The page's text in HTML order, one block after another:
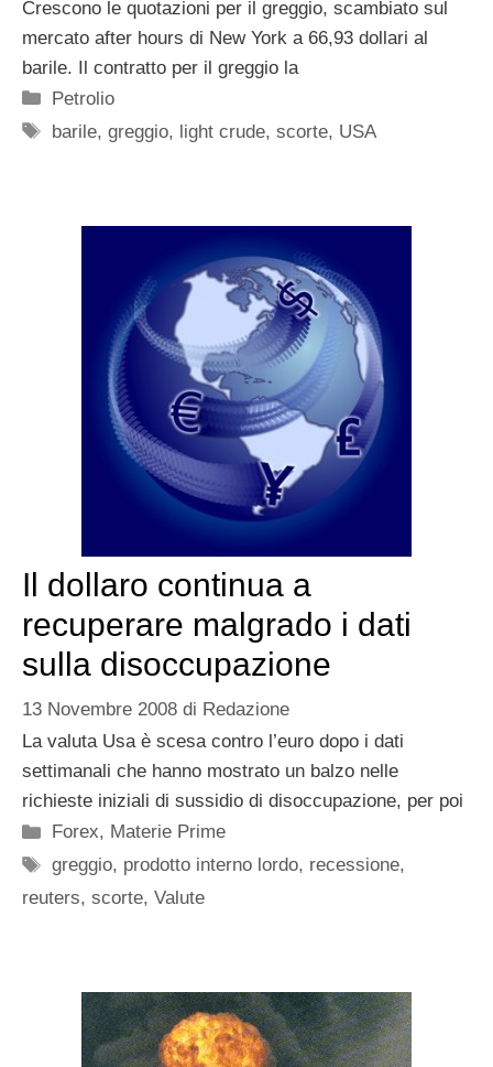
Crescono le quotazioni per il greggio, scambiato sul
mercato after hours di New York a 66,93 dollari al
barile. Il contratto per il greggio la
Categorie
Petrolio
Tag
barile,greggio, light crude,scorte, USA
Il dollaro continua a
recuperare malgrado i dati
sulla disoccupazione
13 Novembre 2008 di Redazione
La valuta Usa è scesa contro l’euro dopo i dati
settimanali che hanno mostrato un balzo nelle
richieste iniziali di sussidio di disoccupazione, per poi
Categorie
Forex, Materie Prime
Tag
greggio, prodotto interno lordo, recessione,
reuters, scorte, Valute